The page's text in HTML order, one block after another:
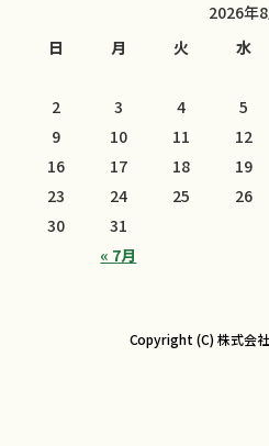
2026年
日
月 火 水
« 7月
2
3 4 5
9
10 11 12
16
17 18 19
23
24 25 26
30
31
Copyright (C) 株式会